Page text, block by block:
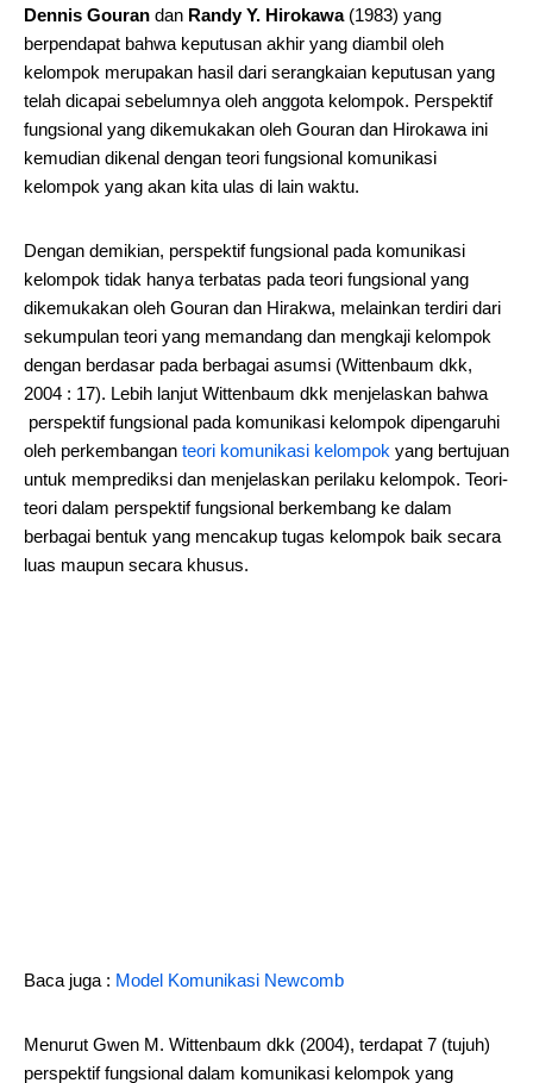
Dennis Gouran dan Randy Y. Hirokawa(1983) yang
berpendapat bahwa keputusan akhir yang diambil oleh
kelompok merupakan hasil dari serangkaian keputusan yang
telah dicapai sebelumnya oleh anggota kelompok. Perspektif
fungsional yang dikemukakan oleh Gouran dan Hirokawa ini
kemudian dikenal dengan teori fungsional komunikasi
kelompok yang akan kita ulas di lain waktu.
Dengan demikian, perspektif fungsional pada komunikasi
kelompok tidak hanya terbatas pada teori fungsional yang
dikemukakan oleh Gouran dan Hirakwa, melainkan terdiri dari
sekumpulan teori yang memandang dan mengkaji kelompok
dengan berdasar pada berbagai asumsi (Wittenbaum dkk,
2004 : 17). Lebih lanjut Wittenbaum dkk menjelaskan bahwa
perspektif fungsional pada komunikasi kelompok dipengaruhi
oleh perkembangan teori komunikasi kelompok yang bertujuan
untuk memprediksi dan menjelaskan perilaku kelompok. Teori-
teori dalam perspektif fungsional berkembang ke dalam
berbagai bentuk yang mencakup tugas kelompok baik secara
luas maupun secara khusus.
Baca juga : Model Komunikasi Newcomb
Menurut Gwen M. Wittenbaum dkk (2004), terdapat 7 (tujuh)
perspektif fungsional dalam komunikasi kelompok yang